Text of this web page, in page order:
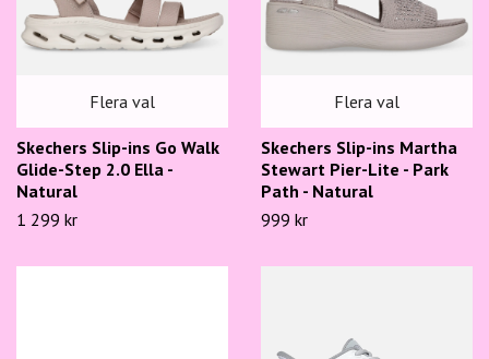
Flera val
Skechers Slip-ins Go Walk
Glide-Step 2.0 Ella -
Natural
1 299 kr
Flera val
Skechers Slip-ins Martha
Stewart Pier-Lite - Park
Path - Natural
999 kr